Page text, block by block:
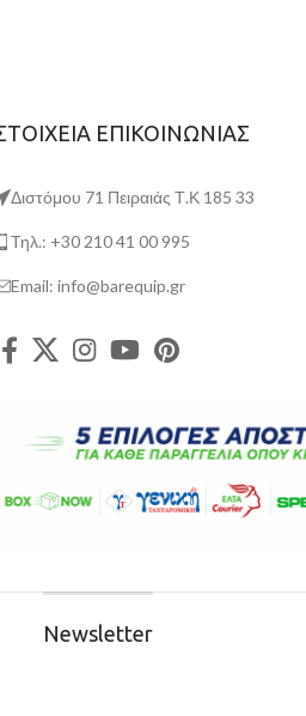
ΕΠΙΚΟΙΝΩΝΙΑΣ
Διστόμου 71 Πειραιάς Τ.Κ 185 33
Τηλ.: +30 210 41 00 995
Email: info@barequip.gr
Newsletter